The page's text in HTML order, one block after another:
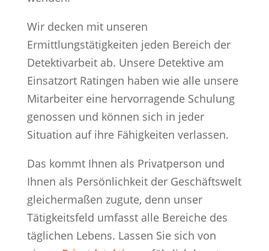
Wir decken mit unseren
Ermittlungstätigkeiten jeden Bereich der
Detektivarbeit ab. Unsere Detektive am
Einsatzort Ratingen haben wie alle unsere
Mitarbeiter eine hervorragende Schulung
genossen und können sich in jeder
Situation auf ihre Fähigkeiten verlassen.
Das kommt Ihnen als Privatperson und
Ihnen als Persönlichkeit der Geschäftswelt
gleichermaßen zugute, denn unser
Tätigkeitsfeld umfasst alle Bereiche des
täglichen Lebens. Lassen Sie sich von